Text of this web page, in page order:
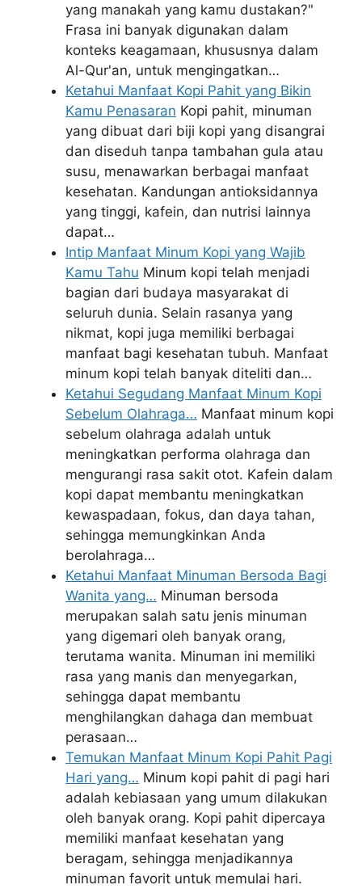
yang manakah yang kamu dustakan?"
Frasa ini banyak digunakan dalam
konteks keagamaan, khususnya dalam
Al-Qur'an, untuk mengingatkan…
Ketahui Manfaat Kopi Pahit yang Bikin
Kamu Penasaran Kopi pahit, minuman
yang dibuat dari biji kopi yang disangrai
dan diseduh tanpa tambahan gula atau
susu, menawarkan berbagai manfaat
kesehatan. Kandungan antioksidannya
yang tinggi, kafein, dan nutrisi lainnya
dapat…
Intip Manfaat Minum Kopi yang Wajib
Kamu Tahu Minum kopi telah menjadi
bagian dari budaya masyarakat di
seluruh dunia. Selain rasanya yang
nikmat, kopi juga memiliki berbagai
manfaat bagi kesehatan tubuh. Manfaat
minum kopi telah banyak diteliti dan…
Ketahui Segudang Manfaat Minum Kopi
Sebelum Olahraga… Manfaat minum kopi
sebelum olahraga adalah untuk
meningkatkan performa olahraga dan
mengurangi rasa sakit otot. Kafein dalam
kopi dapat membantu meningkatkan
kewaspadaan, fokus, dan daya tahan,
sehingga memungkinkan Anda
berolahraga…
Ketahui Manfaat Minuman Bersoda Bagi
Wanita yang… Minuman bersoda
merupakan salah satu jenis minuman
yang digemari oleh banyak orang,
terutama wanita. Minuman ini memiliki
rasa yang manis dan menyegarkan,
sehingga dapat membantu
menghilangkan dahaga dan membuat
perasaan…
Temukan Manfaat Minum Kopi Pahit Pagi
Hari yang… Minum kopi pahit di pagi hari
adalah kebiasaan yang umum dilakukan
oleh banyak orang. Kopi pahit dipercaya
memiliki manfaat kesehatan yang
beragam, sehingga menjadikannya
minuman favorit untuk memulai hari.